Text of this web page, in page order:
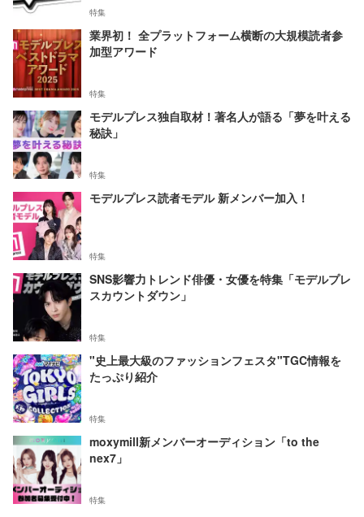
特集
業界初！ 全プラットフォーム横断の大規模読者参
加型アワード
特集
モデルプレス独自取材！著名人が語る「夢を叶える
秘訣」
特集
モデルプレス読者モデル 新メンバー加入！
特集
SNS影響力トレンド俳優・女優を特集「モデルプレ
スカウントダウン」
特集
"史上最大級のファッションフェスタ"TGC情報を
たっぷり紹介
特集
moxymill新メンバーオーディション「to the
nex7」
特集